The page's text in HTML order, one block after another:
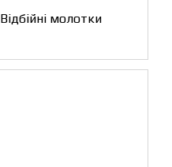
Відбійні молотки